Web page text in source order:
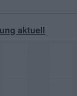
aktuell